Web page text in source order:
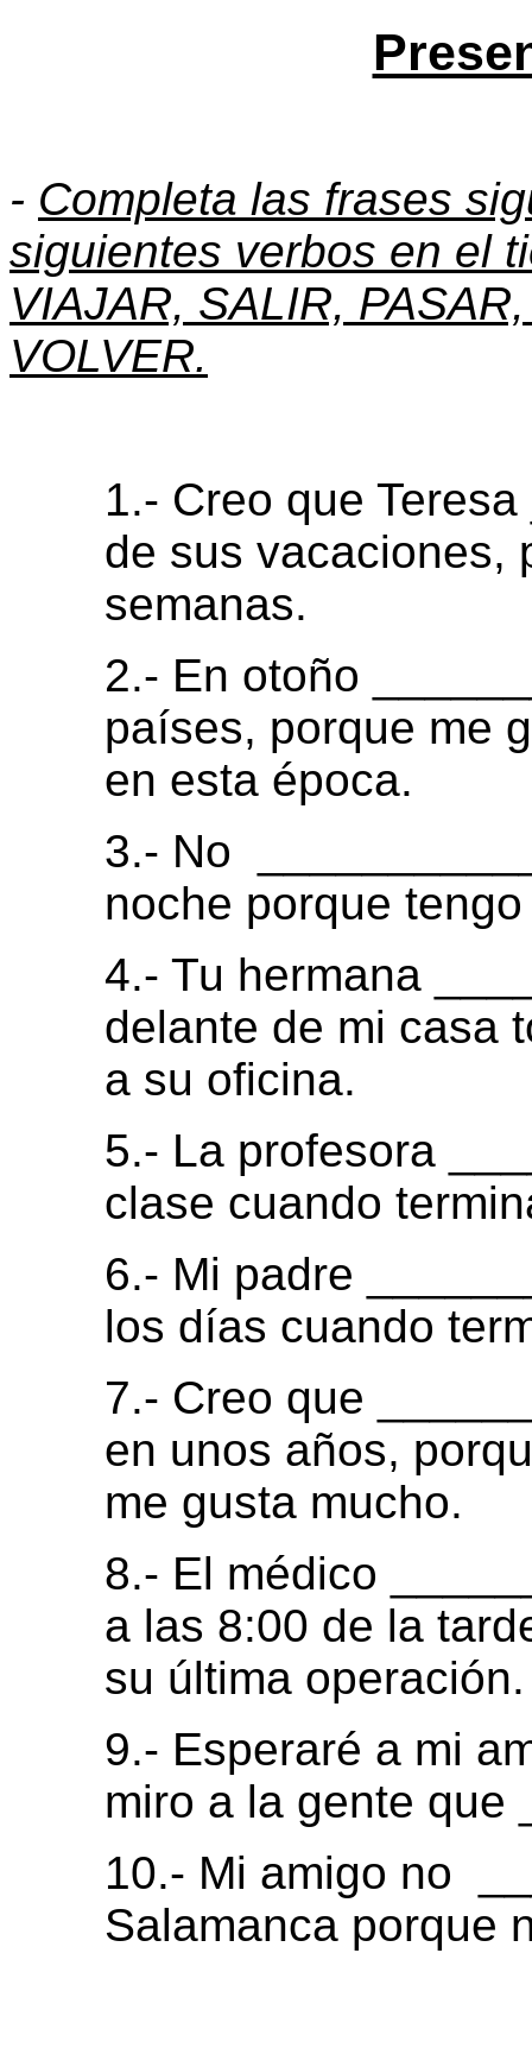
- Completa las frases
siguientes verbos en el
VIAJAR, SALIR,
VOLVER.
1.- Creo que
de sus vacaciones,
semanas.
2.- En otoño
países, porque me
en esta época.
3.- No
noche porque
4.- Tu hermana
delante de mi casa
a su oficina.
5.- La profesora
clase cuando
6.- Mi padre
los días cuando
7.- Creo que
en unos años,
me gusta mucho.
8.- El médico
a las 8:00 de la
su última operación.
9.- Esperaré a mi
miro a la gente que
10.- Mi amigo no
Salamanca porque